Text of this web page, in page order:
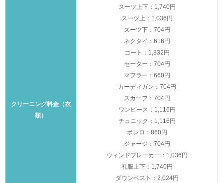
クリーニング料金（衣
類）
スーツ上下：1,740円
スーツ上：1,036円
スーツ下：704円
ネクタイ：616円
コート：1,832円
セーター：704円
マフラー：660円
カーディガン：704円
スカーフ：704円
ワンピース：1,116円
チュニック：1,116円
ボレロ：860円
ジャージ：704円
ウィンドブレーカー：1,036円
礼服上下：1,740円
ダウンベスト：2,024円